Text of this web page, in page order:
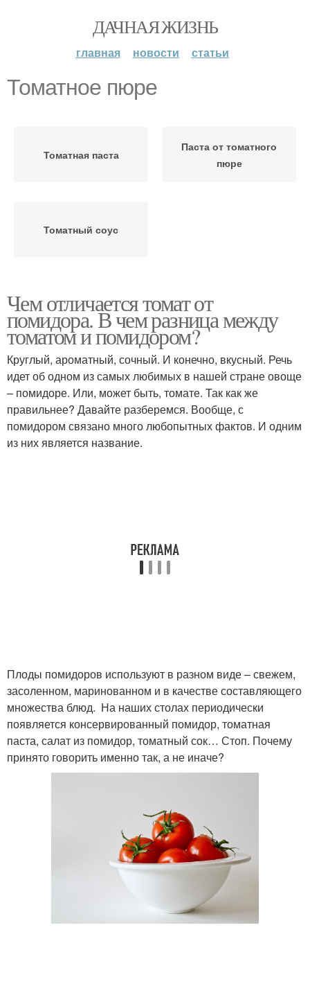
ДАЧНАЯ ЖИЗНЬ
главная новости статьи
Томатное пюре
Томатная паста
Паста от томатного
пюре
Томатный соус
Чем отличается томат от
помидора. В чем разница между
томатом и помидором?
Круглый, ароматный, сочный. И конечно, вкусный. Речь
идет об одном из самых любимых в нашей стране овоще
– помидоре. Или, может быть, томате. Так как же
правильнее? Давайте разберемся. Вообще, с
помидором связано много любопытных фактов. И одним
из них является название.
Плоды помидоров используют в разном виде – свежем,
засоленном, маринованном и в качестве составляющего
множества блюд. На наших столах периодически
появляется консервированный помидор, томатная
паста, салат из помидор, томатный сок… Стоп. Почему
принято говорить именно так, а не иначе?